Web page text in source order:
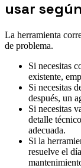
usar
La herramienta
de problema.
Si necesitas
existente,
Si necesitas
después, un
Si necesitas
detalle
adecuada.
Si la
resuelve el